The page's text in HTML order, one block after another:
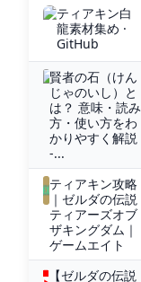
ティアキン白
龍素材集め ·
GitHub
賢者の石（けん
じゃのいし）と
は？ 意味・読み
方・使い方をわ
かりやすく解説
-...
ティアキン攻略
｜ゼルダの伝説
ティアーズオブ
ザキングダム｜
ゲームエイト
【ゼルダの伝説